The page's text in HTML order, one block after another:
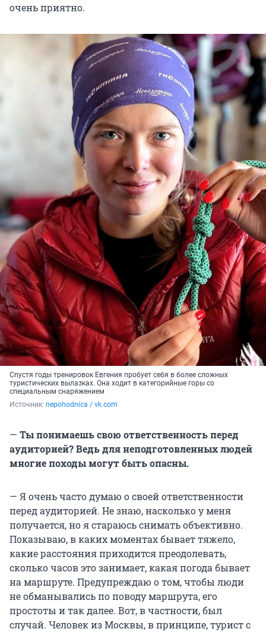
очень приятно.
Спустя годы тренировок Евгения пробует себя в более сложных
туристических вылазках. Она ходит в категорийные горы со
специальным снаряжением
Источник: nepohodnica / vk.com
— Ты понимаешь свою ответственность перед
аудиторией? Ведь для неподготовленных людей
многие походы могут быть опасны.
— Я очень часто думаю о своей ответственности
перед аудиторией. Не знаю, насколько у меня
получается, но я стараюсь снимать объективно.
Показываю, в каких моментах бывает тяжело,
какие расстояния приходится преодолевать,
сколько часов это занимает, какая погода бывает
на маршруте. Предупреждаю о том, чтобы люди
не обманывались по поводу маршрута, его
простоты и так далее. Вот, в частности, был
случай. Человек из Москвы, в принципе, турист с